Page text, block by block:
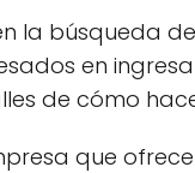
la búsqueda de
en
de cómo
que